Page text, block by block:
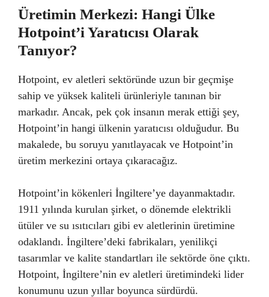
Üretimin Merkezi: Hangi Ülke
Hotpoint’i Yaratıcısı Olarak
Tanıyor?
Hotpoint, ev aletleri sektöründe uzun bir geçmişe
sahip ve yüksek kaliteli ürünleriyle tanınan bir
markadır. Ancak, pek çok insanın merak ettiği şey,
Hotpoint’in hangi ülkenin yaratıcısı olduğudur. Bu
makalede, bu soruyu yanıtlayacak ve Hotpoint’in
üretim merkezini ortaya çıkaracağız.
Hotpoint’in kökenleri İngiltere’ye dayanmaktadır.
1911 yılında kurulan şirket, o dönemde elektrikli
ütüler ve su ısıtıcıları gibi ev aletlerinin üretimine
odaklandı. İngiltere’deki fabrikaları, yenilikçi
tasarımlar ve kalite standartları ile sektörde öne çıktı.
Hotpoint, İngiltere’nin ev aletleri üretimindeki lider
konumunu uzun yıllar boyunca sürdürdü.